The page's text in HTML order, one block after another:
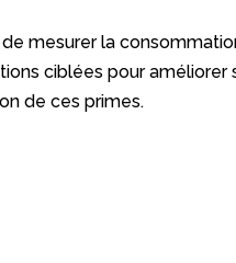
mesurer la
ciblées pour améliorer
de ces primes.